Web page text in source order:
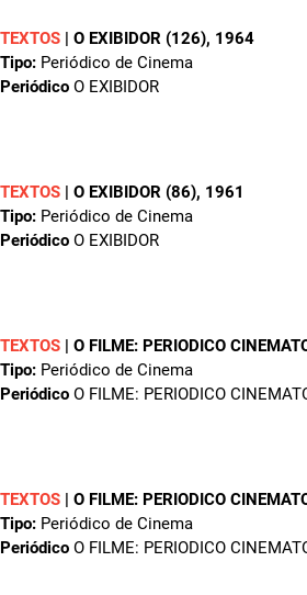
TEXTOS | O EXIBIDOR (126), 1964
Tipo: Periódico de Cinema
Periódico O EXIBIDOR
TEXTOS | O EXIBIDOR (86), 1961
Tipo: Periódico de Cinema
Periódico O EXIBIDOR
TEXTOS | O FILME: PERIODICO
Tipo: Periódico de Cinema
Periódico O FILME: PERIODICO
TEXTOS | O FILME: PERIODICO
Tipo: Periódico de Cinema
Periódico O FILME: PERIODICO